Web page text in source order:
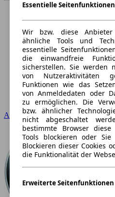
Audi
Essentielle Seitenfunktionen
Wir bzw. diese
ähnliche Tools und
essentielle
die einwandfreie
sicherstellen. Sie werden
von Nutzeraktivitäten
Funktionen wie das
von Anmeldedaten oder
zu ermöglichen. Die
bzw. ähnlicher
nicht abgeschaltet
bestimmte Browser
Tools blockieren oder
Blockieren dieser Cookies
die Funktionalität der
Erweiterte Seitenfunktionen